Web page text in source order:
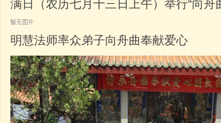
满日（农历七月十三日上午）举行“向舟
明慧法师率众弟子向舟曲奉献爱心